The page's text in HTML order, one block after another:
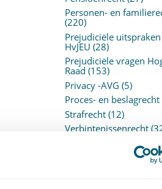
Personen- en
(220)
Prejudiciële uitspraken
HvJEU (28)
Prejudiciële vragen
Raad (153)
Privacy -AVG (5)
Proces- en beslagrecht
Strafrecht(12)
Verbintenissenrecht
Vermogensrecht